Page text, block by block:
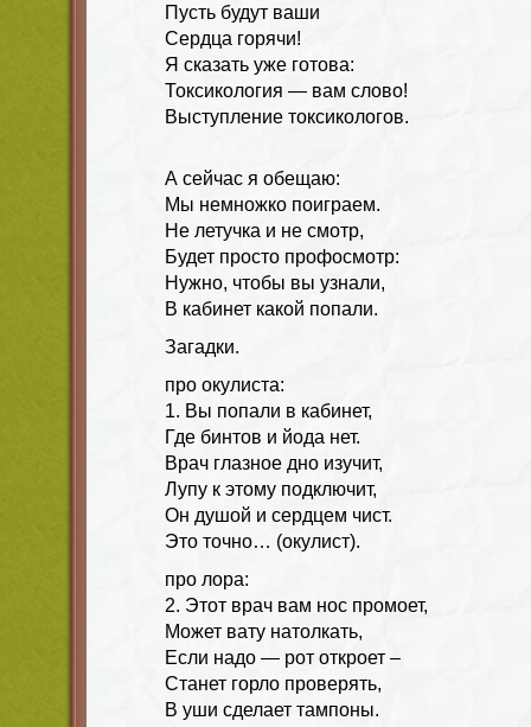
Пусть будут ваши
Сердца горячи!
Я сказать уже готова:
Токсикология — вам слово!
Выступление токсикологов.
А сейчас я обещаю:
Мы немножко поиграем.
Не летучка и не смотр,
Будет просто профосмотр:
Нужно, чтобы вы узнали,
В кабинет какой попали.
Загадки.
про окулиста:
1. Вы попали в кабинет,
Где бинтов и йода нет.
Врач глазное дно изучит,
Лупу к этому подключит,
Он душой и сердцем чист.
Это точно… (окулист).
про лора:
2. Этот врач вам нос промоет,
Может вату натолкать,
Если надо — рот откроет –
Станет горло проверять,
В уши сделает тампоны.